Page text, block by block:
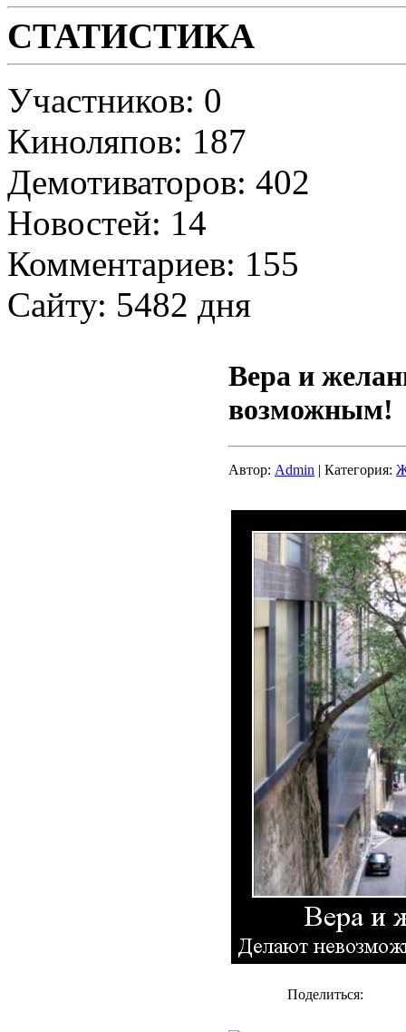
СТАТИСТИКА
Участников: 0
Киноляпов: 187
Демотиваторов: 402
Новостей: 14
Комментариев: 155
Сайту: 5482 дня
Вера и
возможным!
Автор: Admin | Категория:
Поделиться: